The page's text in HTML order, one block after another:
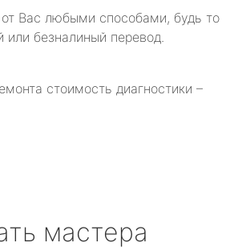
Вас любыми способами, будь то
или безналиный перевод.
стоимость диагностики –
мастера